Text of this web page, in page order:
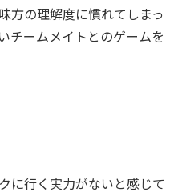
方の理解度に慣れてしまっ
チームメイトとのゲームを
に行く実力がないと感じて